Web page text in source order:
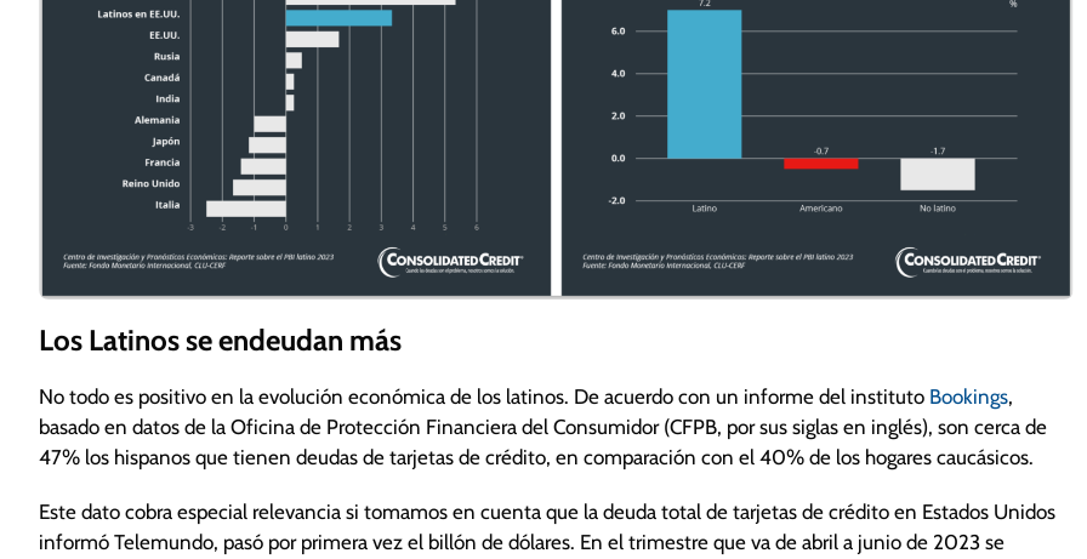
Los Latinos se endeudan más
No todo es positivo en la evolución económica de los latinos. De acuerdo con un informe del instituto Bookings,
basado en datos de la Oficina de Protección Financiera del Consumidor (CFPB, por sus siglas en inglés), son cerca de
47% los hispanos que tienen deudas de tarjetas de crédito, en comparación con el 40% de los hogares caucásicos.
Este dato cobra especial relevancia si tomamos en cuenta que la deuda total de tarjetas de crédito en Estados Unidos
informó Telemundo, pasó por primera vez el billón de dólares. En el trimestre que va de abril a junio de 2023 se